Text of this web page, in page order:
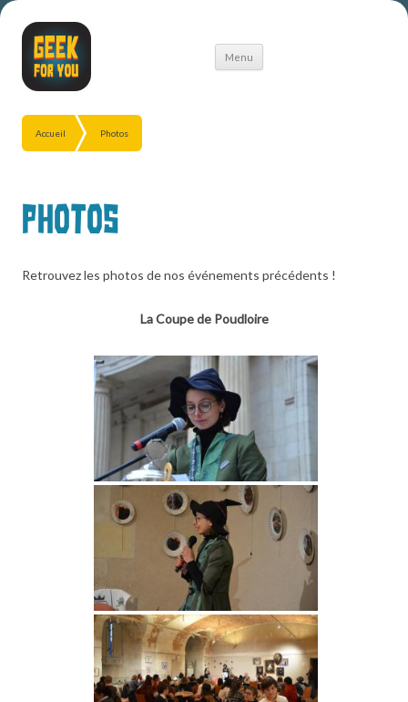
Menu
Aller
Accueil Photos
Photos
Retrouvez les photos de nos événements précédents !
La Coupe de Poudloire